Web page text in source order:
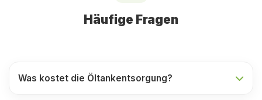
Häufige Fragen
Was kostet die Öltankentsorgung?